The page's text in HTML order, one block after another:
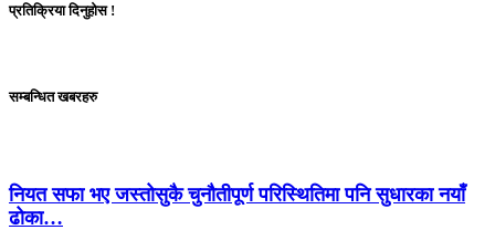
प्रतिक्रिया दिनुहोस !
सम्बन्धित खबरहरु
नियत सफा भए जस्तोसुकै चुनौतीपूर्ण परिस्थितिमा पनि सुधारका नयाँ
ढोका…